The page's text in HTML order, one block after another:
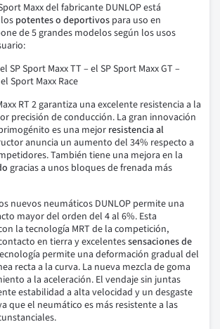
Maxx del fabricante DUNLOP está
potentes o deportivos para uso en
de 5 grandes modelos según los usos
SP Sport Maxx TT – el SP Sport Maxx GT –
Sport Maxx Race
RT 2garantiza una excelente resistencia a la
precisión de conducción. La gran innovación
es una mejor resistencia al
anuncia un aumento del 34% respecto a
También tiene una mejora en la
gracias a unos bloques de frenada más
nuevos neumáticos DUNLOP permite una
mayor del orden del 4 al 6%. Esta
la tecnología MRT de la competición,
en tierra y excelentessensaciones de
permite una deformación gradual del
recta a la curva. La nueva mezcla de goma
a la aceleración. El vendaje sin juntas
estabilidad a alta velocidad y un desgaste
que el neumático es más resistente a las